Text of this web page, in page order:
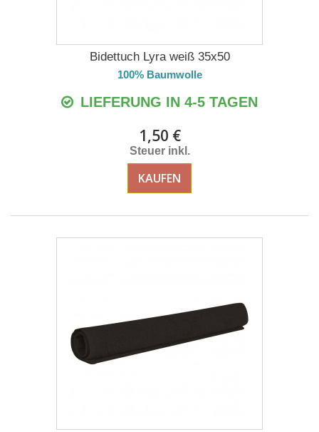
Bidettuch Lyra weiß 35x50
100% Baumwolle
LIEFERUNG IN 4-5 TAGEN
1,50 €
Steuer inkl.
KAUFEN